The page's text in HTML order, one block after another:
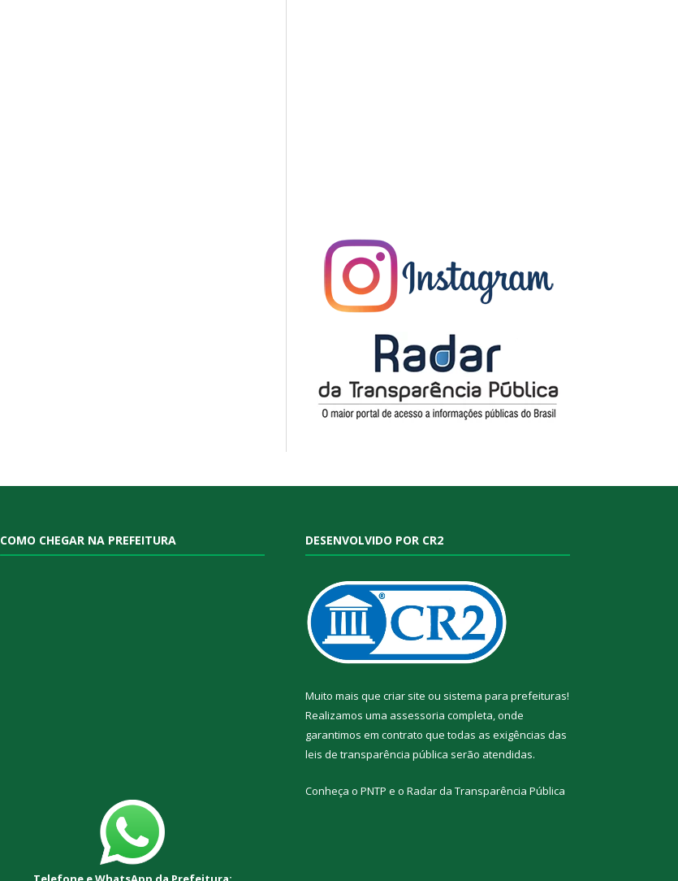
COMO CHEGAR NA PREFEITURA DESENVOLVIDO POR CR2
Muito mais que criar site ou sistema para prefeituras!
Realizamos uma assessoria completa, onde
garantimos em contrato que todas as exigências das
leis de transparência pública serão atendidas.
Conheça o PNTP e o Radar da Transparência Pública